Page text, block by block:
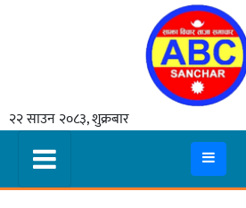
२२ साउन २०८३, शुक्रबार
समाचार
मुख्य
समाचार